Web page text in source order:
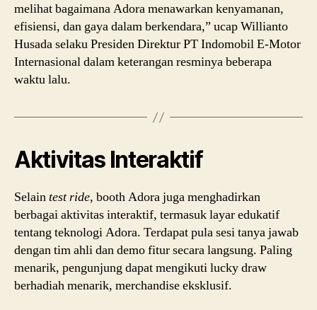
melihat bagaimana Adora menawarkan kenyamanan,
efisiensi, dan gaya dalam berkendara,” ucap Willianto
Husada selaku Presiden Direktur PT Indomobil E-Motor
Internasional dalam keterangan resminya beberapa
waktu lalu.
Aktivitas Interaktif
Selaintest ride, booth Adora juga menghadirkan
berbagai aktivitas interaktif, termasuk layar edukatif
tentang teknologi Adora. Terdapat pula sesi tanya jawab
dengan tim ahli dan demo fitur secara langsung. Paling
menarik, pengunjung dapat mengikuti lucky draw
berhadiah menarik, merchandise eksklusif.